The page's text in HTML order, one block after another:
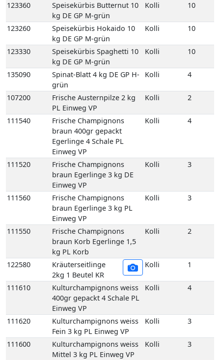
123360
Speisekürbis Butternut 10
kg DE GP M-grün
Kolli 10
123260
Speisekürbis Hokaido 10
kg DE GP M-grün
Kolli 10
123330
Speisekürbis Spaghetti 10
kg DE GP M-grün
Kolli 10
135090
Spinat-Blatt 4 kg DE GP H-
grün
Kolli 4
107200
Frische Austernpilze 2 kg
PL Einweg VP
Kolli 2
111540
Frische Champignons
braun 400gr gepackt
Egerlinge 4 Schale PL
Einweg VP
Kolli 4
111520
Frische Champignons
braun Egerlinge 3 kg DE
Einweg VP
Kolli 3
111560
Frische Champignons
braun Egerlinge 3 kg PL
Einweg VP
Kolli 3
111550
Frische Champignons
braun Korb Egerlinge 1,5
kg PL Korb
Kolli 2
122580
Kräuterseitlinge
2kg 1 Beutel KR
Kolli 1
111610
Kulturchampignons weiss
400gr gepackt 4 Schale PL
Einweg VP
Kolli 4
111620
Kulturchampignons weiss
Fein 3 kg PL Einweg VP
Kolli 3
111600
Kulturchampignons weiss
Mittel 3 kg PL Einweg VP
Kolli 3